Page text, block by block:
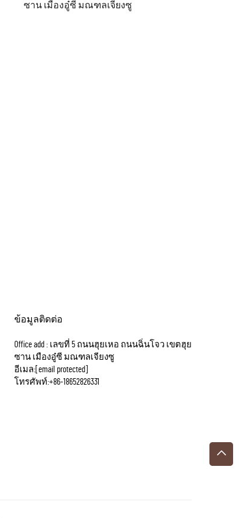
ซาน เมืองอู๋ซี มณฑลเจียงซู
ข้อมูลติดต่อ
Office add : เลขที่ 5 ถนนฮุยเหอ ถนนฉิ่นโจว เขตฮุย
ซาน เมืองอู๋ซี มณฑลเจียงซู
อีเมล: [email protected]
โทรศัพท์:+86-18652826331